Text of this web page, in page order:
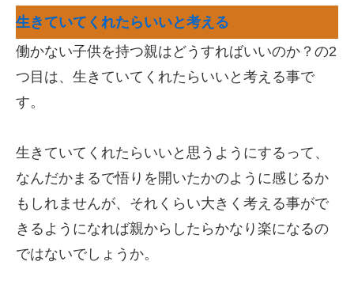
生きていてくれたらいいと考える
働かない子供を持つ親はどうすればいいのか？の2
つ目は、生きていてくれたらいいと考える事で
す。
生きていてくれたらいいと思うようにするって、
なんだかまるで悟りを開いたかのように感じるか
もしれませんが、それくらい大きく考える事がで
きるようになれば親からしたらかなり楽になるの
ではないでしょうか。